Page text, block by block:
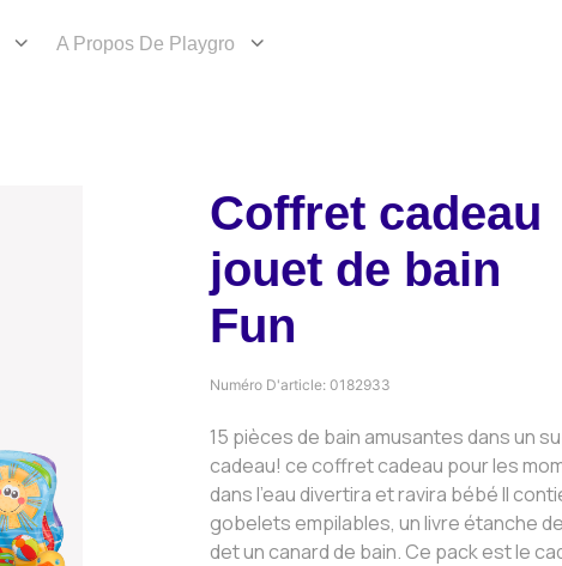
A Propos De Playgro
Coffret cadeau
jouet de bain
Fun
Numéro D'article:0182933
15 pièces de bain amusantes dans un
cadeau! ce coffret cadeau pour les
dans l’eau divertira et ravira bébé Il
gobelets empilables, un livre étanche
det un canard de bain. Ce pack est le